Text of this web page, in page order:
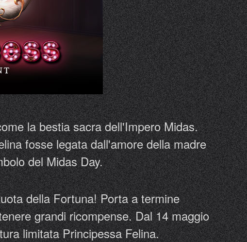
la bestia sacra dell'Impero Midas.
fosse legata dall'amore della madre
del Midas Day.
della Fortuna! Porta a termine
grandi ricompense. Dal 14 maggio
limitata Principessa Felina.